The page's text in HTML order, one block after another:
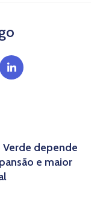
Verde depende
e maior